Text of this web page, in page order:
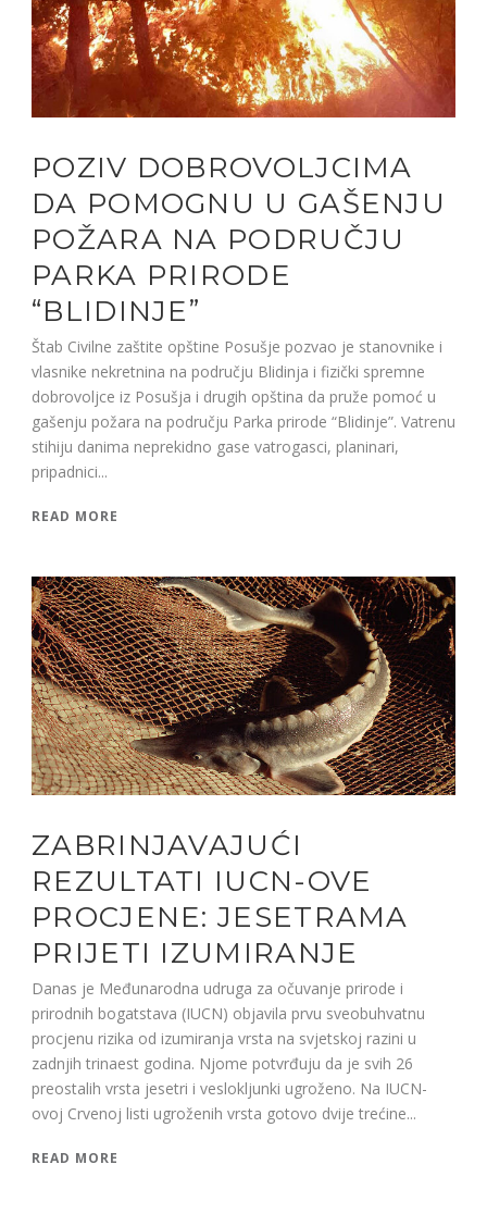
POZIV DOBROVOLJCIMA
DA POMOGNU U GAŠENJU
POŽARA NA PODRUČJU
PARKA PRIRODE
“BLIDINJE”
Štab Civilne zaštite opštine Posušje pozvao je stanovnike i
vlasnike nekretnina na području Blidinja i fizički spremne
dobrovoljce iz Posušja i drugih opština da pruže pomoć u
gašenju požara na području Parka prirode “Blidinje”. Vatrenu
stihiju danima neprekidno gase vatrogasci, planinari,
pripadnici...
READ MORE
ZABRINJAVAJUĆI
REZULTATI IUCN-OVE
PROCJENE: JESETRAMA
PRIJETI IZUMIRANJE
Danas je Međunarodna udruga za očuvanje prirode i
prirodnih bogatstava (IUCN) objavila prvu sveobuhvatnu
procjenu rizika od izumiranja vrsta na svjetskoj razini u
zadnjih trinaest godina. Njome potvrđuju da je svih 26
preostalih vrsta jesetri i veslokljunki ugroženo. Na IUCN-
ovoj Crvenoj listi ugroženih vrsta gotovo dvije trećine...
READ MORE